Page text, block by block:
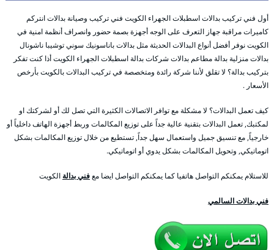
أول فني تركيب بدالات اسطبلات الجهراء الكويت فني تركيب وصيانة بدالات انتركم
كاميرات مراقبة جهاز التعرف على الوجه أجهزة بصمة حضور وانصراف أنظمة امنية في
الكويت نوفر أفضل أنواع البدالات الحديثة مثل بدالات باناسونيك سوني توشيبا ناشونال
بدالات منزلية بدالة مطاعم بدالات شركات بدالة اسطبلات الجهراء الكويت أذا كنت تفكر
بتركيب بدالة؟ لا تقلق لأننا شركة رائدة ومتخصصة في تركيب البدالات بالكويت بأرخص
الأسعار .
كيف تعمل البدالات؟ لا مشكلة مع توافر الاتصالات الكثيرة التي تصل لك أو لشركتك او
لمكتبك, تعمل البدالات بتقنية عالية جداً على توزيع المكالمات وربط أجهزة الهاتف داخلياً أو
خارجياً, مع تنسيق جميل واستعمال سهل جداً, تستطيع من خلال توزيع المكالمات بشكل
اتوماتيكي, وتحويل المكالمات بشكل يدوي أو اتوماتيكي.
للاستلام يمكنكم التواصل هاتفيا كما يمكنكم التواصل ايضا معفني بدالة الكويت
فني بدالات السالمي